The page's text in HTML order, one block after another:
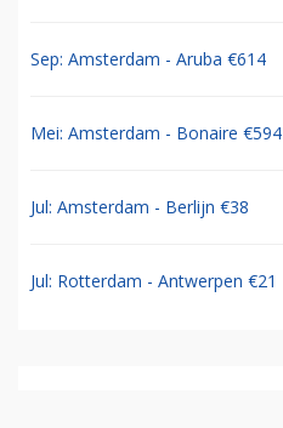
Sep: Amsterdam - Aruba €614
Mei: Amsterdam - Bonaire €594
Jul: Amsterdam - Berlijn €38
Jul: Rotterdam - Antwerpen €21